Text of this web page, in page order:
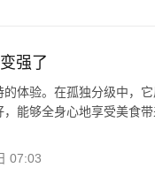
强了
体验。在孤独分级中，
能够全身心地享受美食
07:03